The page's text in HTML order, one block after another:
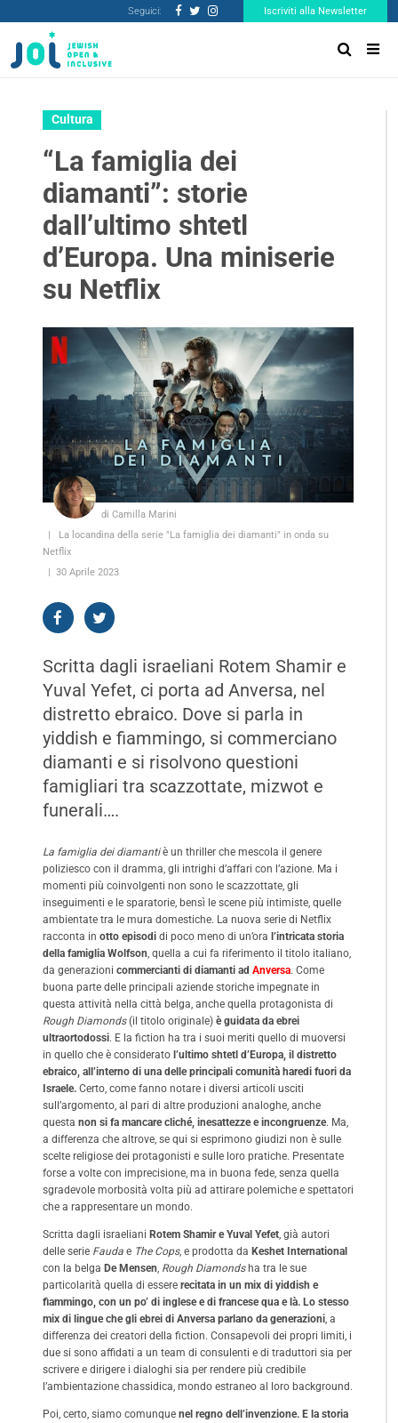
Seguici: Iscriviti alla Newsletter
Cultura
“La famiglia dei
diamanti”: storie
dall’ultimo shtetl
d’Europa. Una miniserie
su Netflix
di Camilla Marini
La locandina della serie "La famiglia dei diamanti" in onda su
Netflix
30 Aprile 2023
Scritta dagli israeliani Rotem Shamir e
Yuval Yefet, ci porta ad Anversa, nel
distretto ebraico. Dove si parla in
yiddish e fiammingo, si commerciano
diamanti e si risolvono questioni
famigliari tra scazzottate, mizwot e
funerali….
La famiglia dei diamantiè un thriller che mescola il genere
poliziesco con il dramma, gli intrighi d’affari con l’azione. Ma i
momenti più coinvolgenti non sono le scazzottate, gli
inseguimenti e le sparatorie, bensì le scene più intimiste, quelle
ambientate tra le mura domestiche. La nuova serie di Netflix
racconta in otto episodi di poco meno di un’ora l’intricata storia
della famiglia Wolfson , quella a cui fa riferimento il titolo italiano,
da generazioni commercianti di diamanti ad Anversa. Come
buona parte delle principali aziende storiche impegnate in
questa attività nella città belga, anche quella protagonista di
Rough Diamonds(il titolo originale) è guidata da ebrei
ultraortodossi. E la fiction ha tra i suoi meriti quello di muoversi
in quello che è considerato l’ultimo shtetl d’Europa, il distretto
ebraico, all’interno di una delle principali comunità haredi fuori da
Israele. Certo, come fanno notare i diversi articoli usciti
sull’argomento, al pari di altre produzioni analoghe, anche
questa non si fa mancare cliché, inesattezze e incongruenze. Ma,
a differenza che altrove, se qui si esprimono giudizi non è sulle
scelte religiose dei protagonisti e sulle loro pratiche. Presentate
forse a volte con imprecisione, ma in buona fede, senza quella
sgradevole morbosità volta più ad attirare polemiche e spettatori
che a rappresentare un mondo.
Scritta dagli israeliani Rotem Shamir e Yuval Yefet , già autori
delle serie Fauda e The Cops, e prodotta da Keshet International
con la belga De Mensen Rough Diamondsha tra le sue
particolarità quella di essere recitata in un mix di yiddish e
fiammingo, con un po’ di inglese e di francese qua e là. Lo stesso
mix di lingue che gli ebrei di Anversa parlano da generazioni , a
differenza dei creatori della fiction. Consapevoli dei propri limiti, i
due si sono affidati a un team di consulenti e di traduttori sia per
scrivere e dirigere i dialoghi sia per rendere più credibile
l’ambientazione chassidica, mondo estraneo al loro background.
Poi, certo, siamo comunque nel regno dell’invenzione. E la storia